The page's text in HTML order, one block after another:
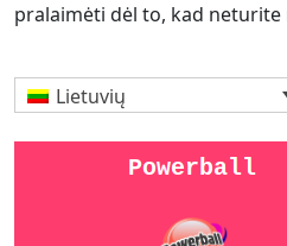
pralaimėti dėl to, kad
Lietuvių